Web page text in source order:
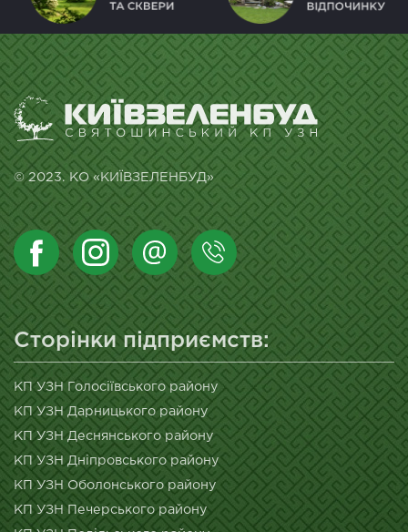
© 2023. КО «КИЇВЗЕЛЕНБУД»
Сторінки підприємств:
КП УЗН Голосіївського району
КП УЗН Дарницького району
КП УЗН Деснянського району
КП УЗН Дніпровського району
КП УЗН Оболонського району
КП УЗН Печерського району